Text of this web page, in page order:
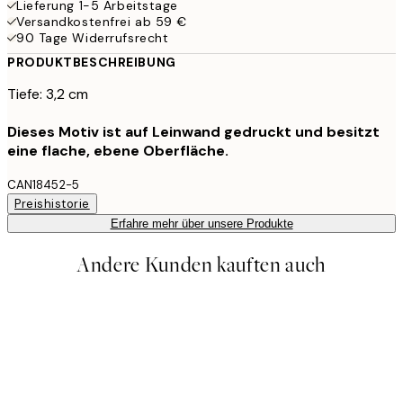
Lieferung 1-5 Arbeitstage
Versandkostenfrei ab 59 €
90 Tage Widerrufsrecht
PRODUKTBESCHREIBUNG
Tiefe: 3,2 cm
Dieses Motiv ist auf Leinwand gedruckt und besitzt
eine flache, ebene Oberfläche.
CAN18452-5
Preishistorie
Erfahre mehr über unsere Produkte
Andere Kunden kauften auch